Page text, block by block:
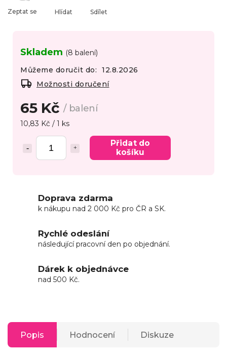
65 Kč/ balení
10,83 Kč / 1 ks
Přidat do
košíku
Skladem (8 balení)
Můžeme doručit do:
12.8.2026
Možnosti doručení
Zeptat se Hlídat Sdílet
Doprava zdarma
k nákupu nad 2 000 Kč pro ČR a SK.
Rychlé odeslání
následující pracovní den po objednání.
Dárek k objednávce
nad 500 Kč.
Popis Hodnocení Diskuze